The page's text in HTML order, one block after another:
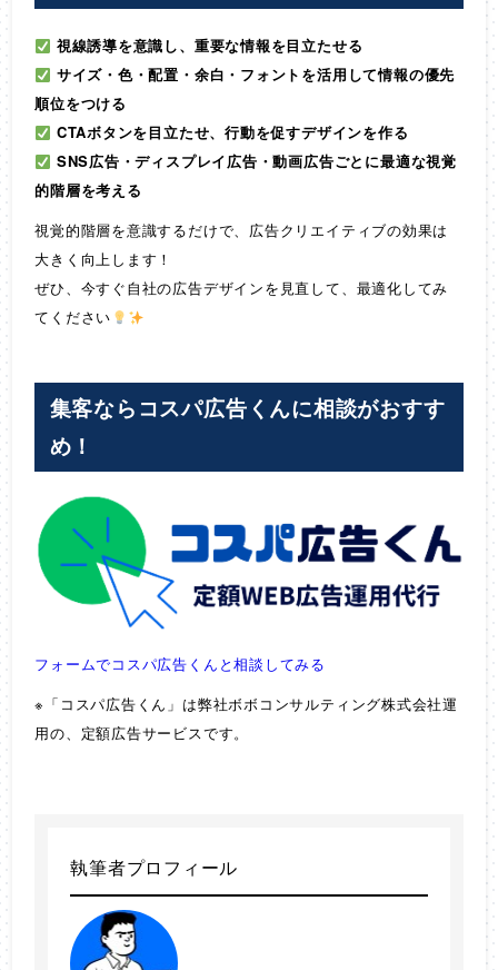
視線誘導を意識し、重要な情報を目立たせる
サイズ・色・配置・余白・フォントを活用して情報の優先
順位をつける
CTAボタンを目立たせ、行動を促すデザインを作る
SNS広告・ディスプレイ広告・動画広告ごとに最適な視覚
的階層を考える
視覚的階層を意識するだけで、広告クリエイティブの効果は
大きく向上します！
ぜひ、今すぐ自社の広告デザインを見直して、最適化してみ
てください
集客ならコスパ広告くんに相談がおすす
め！
フォームでコスパ広告くんと相談してみる
※「コスパ広告くん」は弊社ボボコンサルティング株式会社運
用の、定額広告サービスです。
執筆者プロフィール